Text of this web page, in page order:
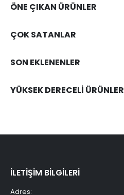
ÖNE ÇIKAN ÜRÜNLER
ÇOK SATANLAR
SON EKLENENLER
YÜKSEK DERECELİ ÜRÜNLER
İLETİŞİM BİLGİLERİ
Adres: